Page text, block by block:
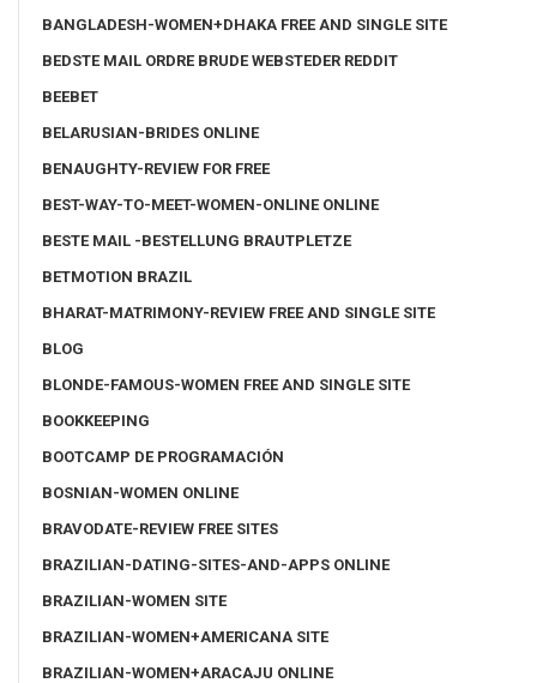
BANGLADESH-WOMEN+DHAKA FREE AND SINGLE SITE
BEDSTE MAIL ORDRE BRUDE WEBSTEDER REDDIT
BEEBET
BELARUSIAN-BRIDES ONLINE
BENAUGHTY-REVIEW FOR FREE
BEST-WAY-TO-MEET-WOMEN-ONLINE ONLINE
BESTE MAIL -BESTELLUNG BRAUTPLETZE
BETMOTION BRAZIL
BHARAT-MATRIMONY-REVIEW FREE AND SINGLE SITE
BLOG
BLONDE-FAMOUS-WOMEN FREE AND SINGLE SITE
BOOKKEEPING
BOOTCAMP DE PROGRAMACIÓN
BOSNIAN-WOMEN ONLINE
BRAVODATE-REVIEW FREE SITES
BRAZILIAN-DATING-SITES-AND-APPS ONLINE
BRAZILIAN-WOMEN SITE
BRAZILIAN-WOMEN+AMERICANA SITE
BRAZILIAN-WOMEN+ARACAJU ONLINE